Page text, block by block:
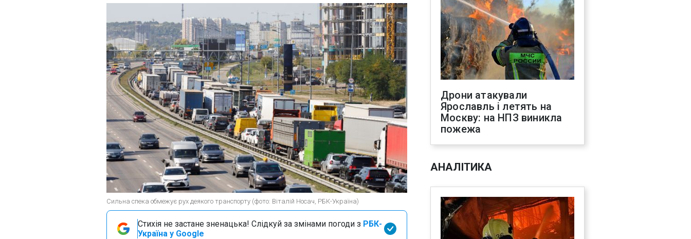
Сильна спека обмежує рух деякого транспорту (фото: Віталій Носач, РБК-Україна)
Стихія не застане зненацька! Слідкуй за змінами погоди з РБК-
Україна у Google
Дрони атакували
Ярославль і летять на
Москву: на НПЗ виникла
пожежа
АНАЛІТИКА